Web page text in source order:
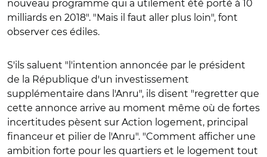
nouveau programme qui a utilement été porté à 10
milliards en 2018". "Mais il faut aller plus loin", font
observer ces édiles.
S'ils saluent "l'intention annoncée par le président
de la République d'un investissement
supplémentaire dans l'Anru", ils disent "regretter que
cette annonce arrive au moment même où de fortes
incertitudes pèsent sur Action logement, principal
financeur et pilier de l'Anru". "Comment afficher une
ambition forte pour les quartiers et le logement tout